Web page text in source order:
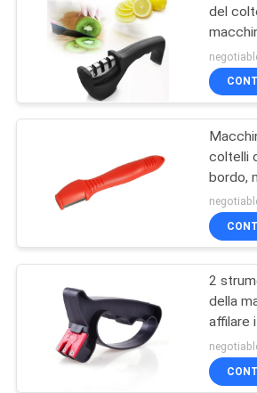
Whetstone
pietra
Coltello che
Rod
del
coltelli
coltelli
bordo,
affilare
dei
2
della
affilare
della
di